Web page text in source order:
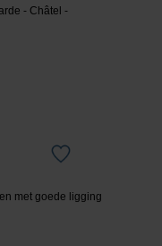
met goede ligging